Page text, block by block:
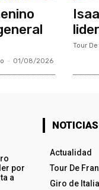
- 01/08/2026
Tour
por
a
Actualidad
Tour De
Giro de Italia